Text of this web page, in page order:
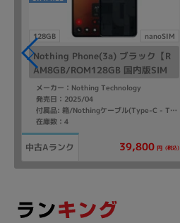
128GB nanoSIM
Nothing Phone(3a) ブラック【R
AM8GB/ROM128GB 国内版SIM
フリー】
メーカー：Nothing Technology
発売日：2025/04
付属品: 箱/Nothingケーブル(Type-C - Type-C)/SIMトレイ取り出しツール/マニュアル
在庫数：4
中古Aランク 39,800 円 (税込)